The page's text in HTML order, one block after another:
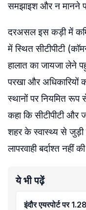
समझाइश और न मानने
दरअसल इस कड़ी में
में स्थित सीटीपीटी
हालात का जायजा लेने
परखा और अधिकारियों
स्थानों पर नियमित रूप
कहा कि सीटीपीटी और
शहर के स्वास्थ्य से जुड़ी
लापरवाही बर्दाश्त नहीं
ये भी पढ़ें
इंदौर एयरपोर्ट पर